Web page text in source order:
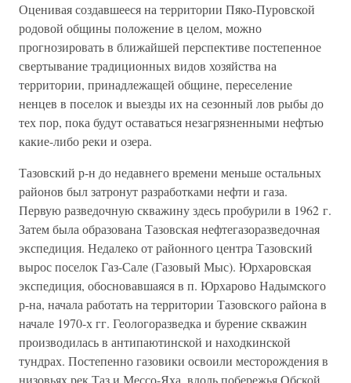
Оценивая создавшееся на территории Пяко-Пуровской
родовой общины положение в целом, можно
прогнозировать в ближайшей перспективе постепенное
свертывание традиционных видов хозяйства на
территории, принадлежащей общине, переселение
ненцев в поселок и выезды их на сезонный лов рыбы до
тех пор, пока будут оставаться незагрязненными нефтью
какие-либо реки и озера.
Тазовский р-н до недавнего времени меньше остальных
районов был затронут разработками нефти и газа.
Первую разведочную скважину здесь пробурили в 1962 г.
Затем была образована Тазовская нефтегазоразведочная
экспедиция. Недалеко от районного центра Тазовский
вырос поселок Газ-Сале (Газовый Мыс). Юрхаровская
экспедиция, обосновавшаяся в п. Юрхарово Надымского
р-на, начала работать на территории Тазовского района в
начале 1970-х гг. Геологоразведка и бурение скважин
производилась в антипаютинской и находкинской
тундрах. Постепенно газовики освоили месторождения в
низовьях рек Таз и Мессо-Яха, вдоль побережья Обской